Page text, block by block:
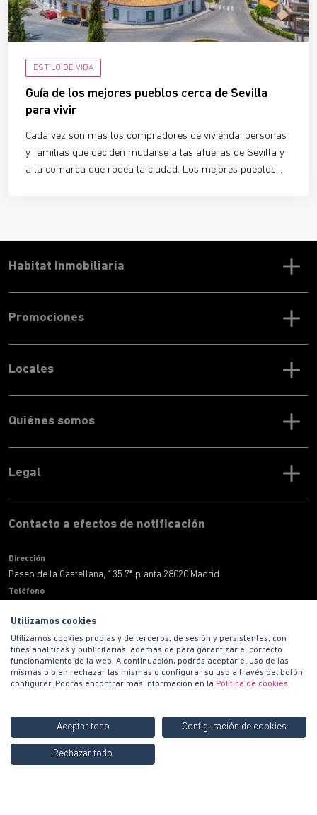
ESTILO DE VIDA
Guía de los mejores pueblos cerca de Sevilla
para vivir
Cada vez son más los compradores de vivienda, personas
y familias que deciden mudarse a las afueras de Sevilla y
a la comarca que rodea la ciudad. Los mejores pueblos
Promociones
Locales
Contacto a efectos de notificación
Dirección
Paseo de la Castellana, 135 7ª planta 28020 Madrid
Teléfono
Correo electronico
informacion@habitat.es
Territoriales
Quiénes somos
Legal
Habitat Inmobiliaria
Utilizamos cookies
Utilizamos cookies propias y de terceros, de sesión y persistentes, con
fines analíticas y publicitarias, además de para garantizar el correcto
funcionamiento de la web. A continuación, podrás aceptar el uso de las
mismas o bien rechazar las mismas o configurar su uso a través del botón
configurar. Podrás encontrar más información en la Política de cookies
Aceptar todo Configuración de cookies
Rechazar todo